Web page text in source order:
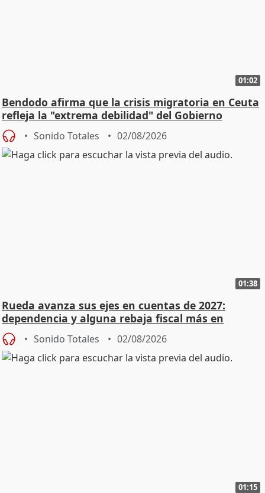
01:02
Bendodo afirma que la crisis migratoria en Ceuta
refleja la "extrema debilidad" del Gobierno
Sonido Totales 02/08/2026
01:38
Rueda avanza sus ejes en cuentas de 2027:
dependencia y alguna rebaja fiscal más en
vivienda
Sonido Totales 02/08/2026
01:15